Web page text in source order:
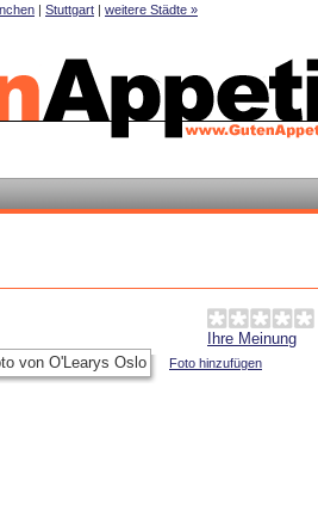
| Stuttgart | weitere Städte »
Ihre Meinung
Foto hinzufügen